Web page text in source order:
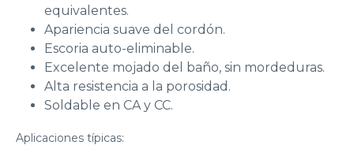
equivalentes.
Apariencia suave del cordón.
Escoria auto-eliminable.
Excelente mojado del baño, sin mordeduras.
Alta resistencia a la porosidad.
Soldable en CA y CC.
Aplicaciones típicas: